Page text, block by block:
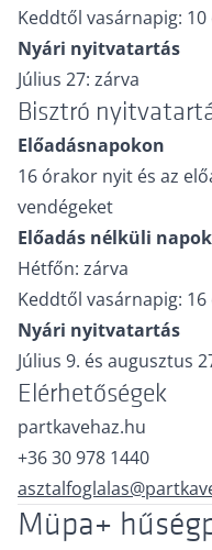
Keddtől vasárnapig:
Nyári nyitvatartás
Július 27: zárva
Bisztró
Előadásnapokon
16 órakor nyit és az
vendégeket
Előadás nélküli
Hétfőn: zárva
Keddtől vasárnapig:
Nyári nyitvatartás
Július 9. és augusztus
Elérhetőségek
partkavehaz.hu
+36 30 978 1440
Müpa+